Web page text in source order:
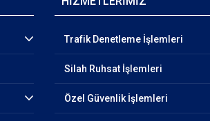
Trafik Denetleme İşlemleri
Silah Ruhsat İşlemleri
Özel Güvenlik İşlemleri